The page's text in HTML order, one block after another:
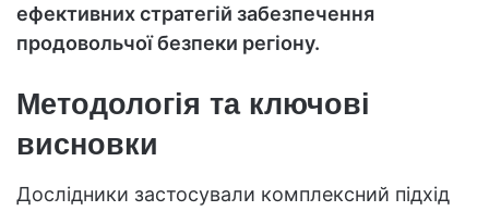
ефективних стратегій забезпечення
продовольчої безпеки регіону.
Методологія та ключові
висновки
Дослідники застосували комплексний підхід